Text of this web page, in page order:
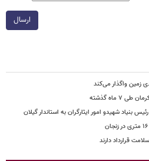
ارسال
زمین واگذار می‌کند
بنیاد شهیدو امور ایثارگران به استاندار گیلان